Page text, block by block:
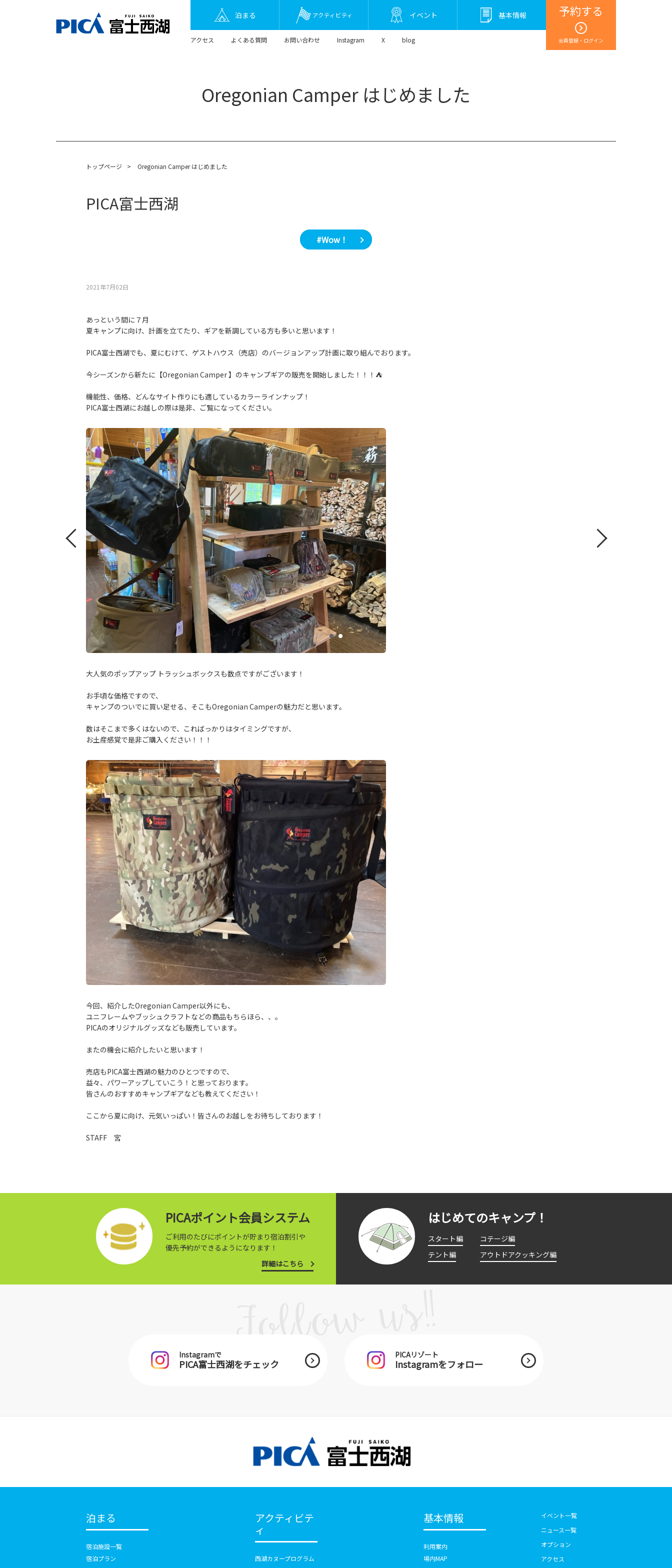
予約する
会員登録・ログイン
泊まる アクティビティ イベント 基本情報
アクセス よくある質問 お問い合わせ Instagram X blog
Oregonian Camper はじめました
トップページ > Oregonian Camper はじめました
PICA富士西湖
#Wow！
2021年7月02⽇
あっという間に７月
夏キャンプに向け、計画を立てたり、ギアを新調している方も多いと思います！
PICA富士西湖でも、夏にむけて、ゲストハウス（売店）のバージョンアップ計画に取り組んでおります。
今シーズンから新たに【Oregonian Camper 】のキャンプギアの販売を開始しました！！！⛺
機能性、価格、どんなサイト作りにも適しているカラーラインナップ！
PICA富士西湖にお越しの際は是非、ご覧になってください。
大人気のポップアップ トラッシュボックスも数点ですがございます！
お手頃な価格ですので、
キャンプのついでに買い足せる、そこもOregonian Camperの魅力だと思います。
数はそこまで多くはないので、こればっかりはタイミングですが、
お土産感覚で是非ご購入ください！！！
今回、紹介したOregonian Camper以外にも、
ユニフレームやブッシュクラフトなどの商品もちらほら、、。
PICAのオリジナルグッズなども販売しています。
またの機会に紹介したいと思います！
売店もPICA富士西湖の魅力のひとつですので、
益々、パワーアップしていこう！と思っております。
皆さんのおすすめキャンプギアなども教えてください！
ここから夏に向け、元気いっぱい！皆さんのお越しをお待ちしております！
STAFF 宮
PICAポイント会員システム
ご利用のたびにポイントが貯まり宿泊割引や
優先予約ができるようになります！
詳細はこちら
はじめてのキャンプ！
スタート編
コテージ編
テント編
アウトドアクッキング編
Instagramで
PICA富士西湖をチェック
PICAリゾート
Instagramをフォロー
泊まる
宿泊施設一覧
宿泊プラン
アクティビテ
ィ
西湖カヌープログラム
基本情報
利用案内
場内MAP
イベント一覧
ニュース一覧
オプション
アクセス